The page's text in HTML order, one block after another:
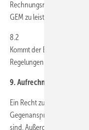
Rechnungsnummer auf
GEM zu leisten.
8.2
Kommt der Besteller in
Regelungen.
9. Aufrechnung;
Ein Recht zur Aufrechnung
Gegenansprüche
sind. Außerdem ist der